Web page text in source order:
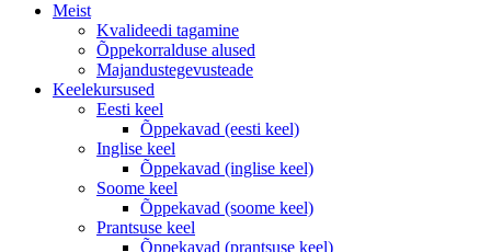
Meist
Kvalideedi tagamine
Õppekorralduse alused
Majandustegevusteade
Keelekursused
Eesti keel
Õppekavad (eesti keel)
Inglise keel
Õppekavad (inglise keel)
Soome keel
Õppekavad (soome keel)
Prantsuse keel
Õppekavad (prantsuse keel)